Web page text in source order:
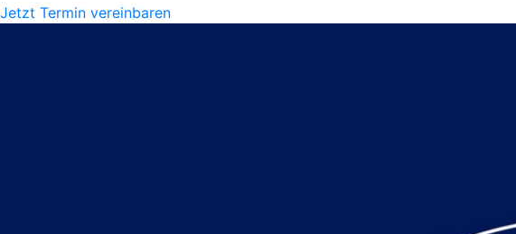
Jetzt Termin vereinbaren